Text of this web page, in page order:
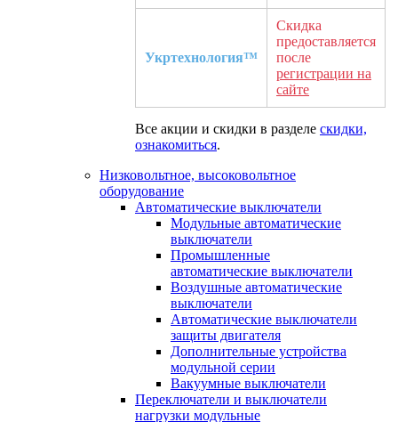
Укртехнология™
Скидка
предоставляется
после
регистрации на
сайте
Все акции и скидки в разделе скидки,
ознакомиться.
Низковольтное, высоковольтное
оборудование
Автоматические выключатели
Модульные автоматические
выключатели
Промышленные
автоматические выключатели
Воздушные автоматические
выключатели
Автоматические выключатели
защиты двигателя
Дополнительные устройства
модульной серии
Вакуумные выключатели
Переключатели и выключатели
нагрузки модульные